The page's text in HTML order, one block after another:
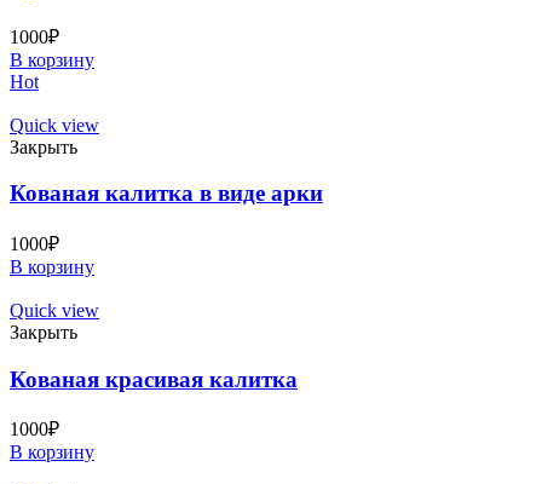
1000₽
В корзину
Hot
Quick view
Закрыть
Кованая калитка в виде арки
1000₽
В корзину
Quick view
Закрыть
Кованая красивая калитка
1000₽
В корзину